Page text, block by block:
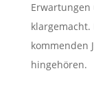
kommenden
hingehören.